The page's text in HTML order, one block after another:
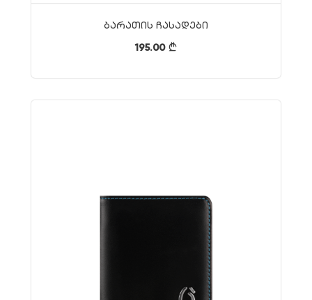
Ბარათის Ჩასადები
195.00 }